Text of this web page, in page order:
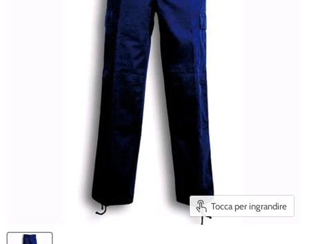
Tocca per ingrandire